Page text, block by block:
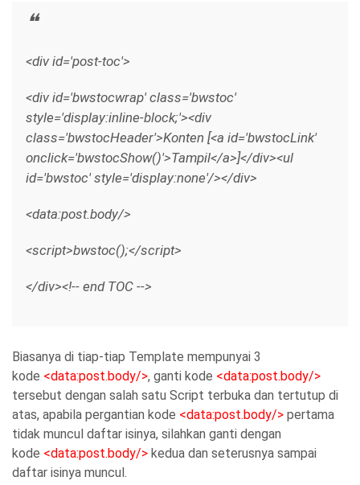
<div id='post-toc'>
<div id='bwstocwrap' class='bwstoc'
style='display:inline-block;'><div
class='bwstocHeader'>Konten [<a id='bwstocLink'
onclick='bwstocShow()'>Tampil</a>]</div><ul
id='bwstoc' style='display:none'/></div>
<data:post.body/>
<script>bwstoc();</script>
</div><!-- end TOC -->
Biasanya di tiap-tiap Template mempunyai 3
kode <data:post.body/>, ganti kode <data:post.body/>
tersebut dengan salah satu Script terbuka dan tertutup di
atas, apabila pergantian kode <data:post.body/> pertama
tidak muncul daftar isinya, silahkan ganti dengan
kode <data:post.body/> kedua dan seterusnya sampai
daftar isinya muncul.